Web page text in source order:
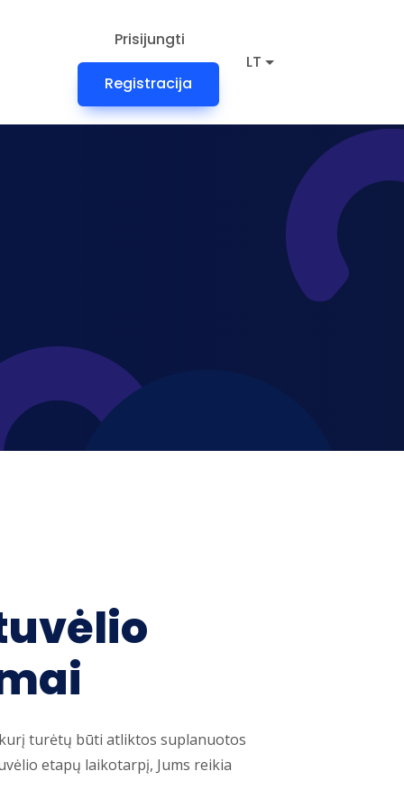
Prisijungti
Registracija
LT
turėtų būti atliktos suplanuotos
etapų laikotarpį, Jums reikia